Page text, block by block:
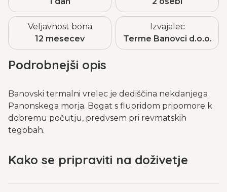
Veljavnost bona
12 mesecev
Izvajalec
Terme Banovci d.o.o.
Podrobnejši opis
Banovski termalni vrelec je dediščina nekdanjega
Panonskega morja. Bogat s fluoridom pripomore k
dobremu počutju, predvsem pri revmatskih
tegobah.
Kako se pripraviti na doživetje